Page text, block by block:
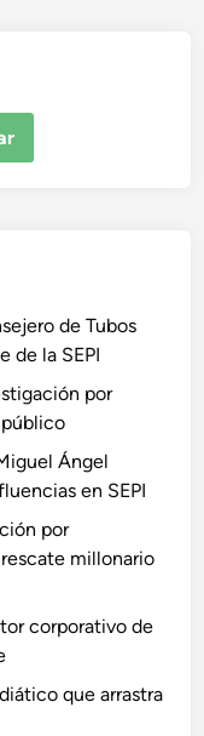
de Tubos
de la SEPI
por
Ángel
en SEPI
por
millonario
corporativo de
que arrastra